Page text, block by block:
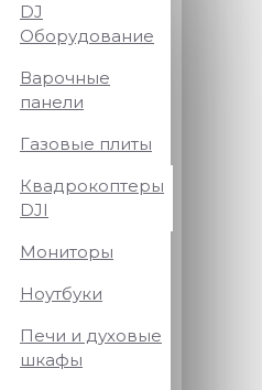
DJ
Оборудование
Варочные
панели
Газовые плиты
Квадрокоптеры
DJI
Мониторы
Ноутбуки
Печи и духовые
шкафы